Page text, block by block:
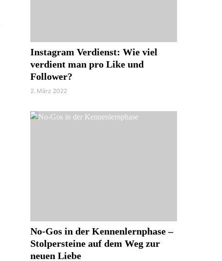
Instagram Verdienst: Wie viel
verdient man pro Like und
Follower?
2. März 2022
No-Gos in der Kennenlernphase –
Stolpersteine auf dem Weg zur
neuen Liebe